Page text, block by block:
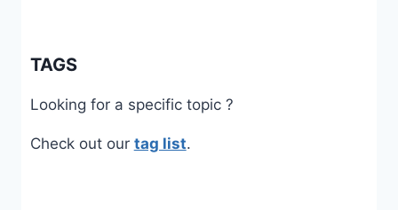
TAGS
Looking for a specific topic ?
Check out our tag list.